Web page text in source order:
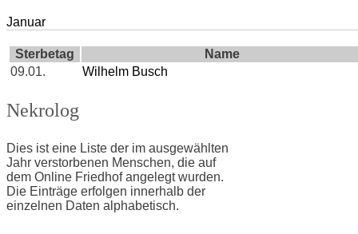
Januar
Sterbetag
Name
09.01.
Wilhelm Busch
Nekrolog
Dies ist eine Liste der im ausgewählten
Jahr verstorbenen Menschen, die auf
dem Online Friedhof angelegt wurden.
Die Einträge erfolgen innerhalb der
einzelnen Daten alphabetisch.